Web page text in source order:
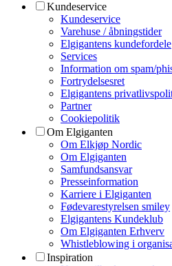
Kundeservice
Kundeservice
Varehuse / åbningstider
Elgigantens kundefordele
Services
Information om spam/
Fortrydelsesret
Elgigantens
Partner
Cookiepolitik
Om Elgiganten
Om Elkjøp Nordic
Om Elgiganten
Samfundsansvar
Presseinformation
Karriere i Elgiganten
Fødevarestyrelsen smiley
Elgigantens Kundeklub
Om Elgiganten Erhverv
Whistleblowing i
Inspiration